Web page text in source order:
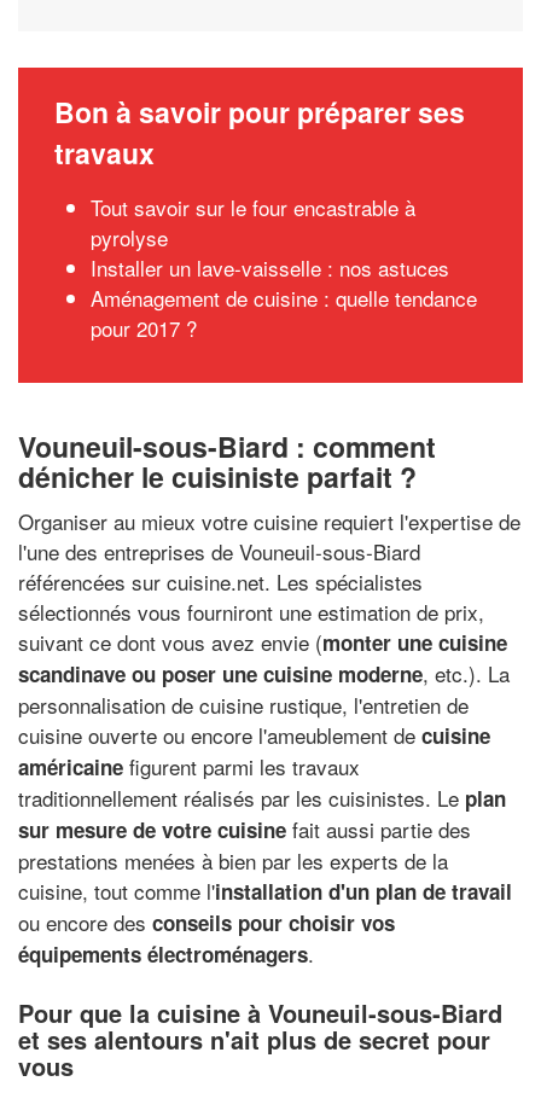
Bon à savoir pour préparer ses
travaux
Tout savoir sur le four encastrable à
pyrolyse
Installer un lave-vaisselle : nos astuces
Aménagement de cuisine : quelle tendance
pour 2017 ?
Vouneuil-sous-Biard : comment
dénicher le cuisiniste parfait ?
Organiser au mieux votre cuisine requiert l'expertise de
l'une des entreprises de Vouneuil-sous-Biard
référencées sur cuisine.net. Les spécialistes
sélectionnés vous fourniront une estimation de prix,
suivant ce dont vous avez envie (monter une cuisine
scandinave ou poser une cuisine moderne, etc.). La
personnalisation de cuisine rustique, l'entretien de
cuisine ouverte ou encore l'ameublement de cuisine
américaine figurent parmi les travaux
traditionnellement réalisés par les cuisinistes. Le plan
sur mesure de votre cuisine fait aussi partie des
prestations menées à bien par les experts de la
cuisine, tout comme l'installation d'un plan de travail
ou encore des conseils pour choisir vos
équipements électroménagers.
Pour que la cuisine à Vouneuil-sous-Biard
et ses alentours n'ait plus de secret pour
vous